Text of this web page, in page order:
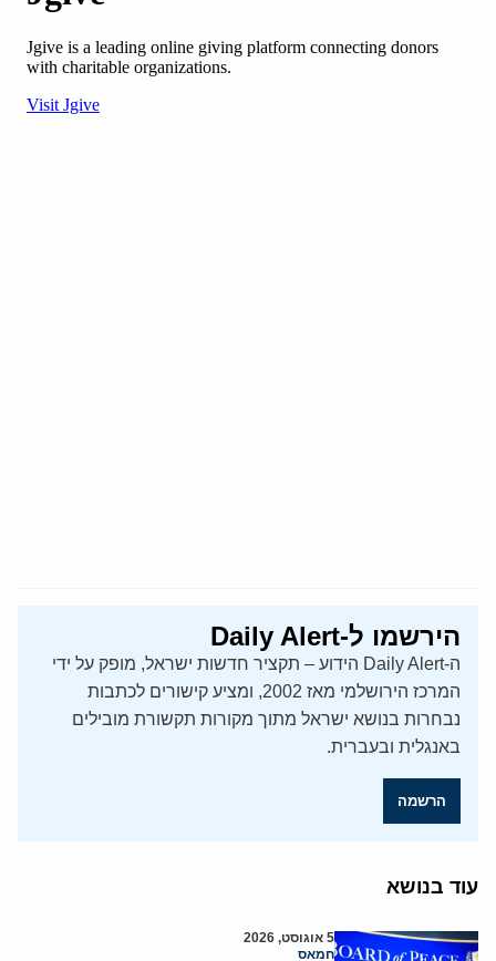
הירשמו ל-Daily Alert
ה-Daily Alert הידוע – תקציר חדשות ישראל, מופק על ידי
המרכז הירושלמי מאז 2002, ומציע קישורים לכתבות
נבחרות בנושא ישראל מתוך מקורות תקשורת מובילים
באנגלית ובעברית.
הרשמה
עוד בנושא
5 אוגוסט, 2026
חמאס